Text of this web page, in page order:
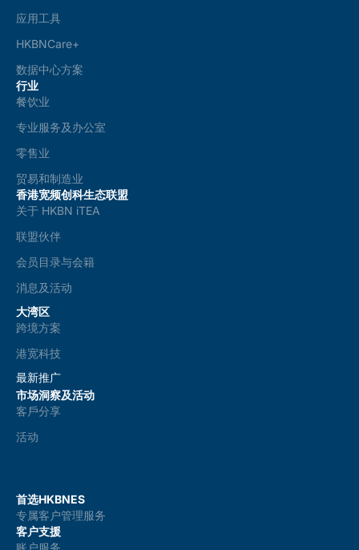
应用工具
HKBNCare+
数据中心方案
行业
餐饮业
专业服务及办公室
零售业
贸易和制造业
香港宽频创科生态联盟
关于 HKBN iTEA
联盟伙伴
会员目录与会籍
消息及活动
大湾区
跨境方案
港宽科技
最新推广
市场洞察及活动
客戶分享
活动
首选HKBNES
专属客户管理服务
客户支援
账户服务